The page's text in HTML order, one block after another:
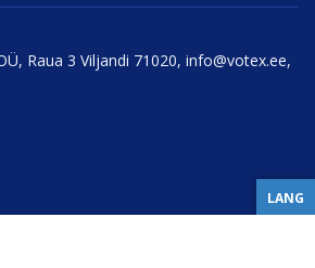
Raua 3 Viljandi 71020, info@votex.ee,
LANG